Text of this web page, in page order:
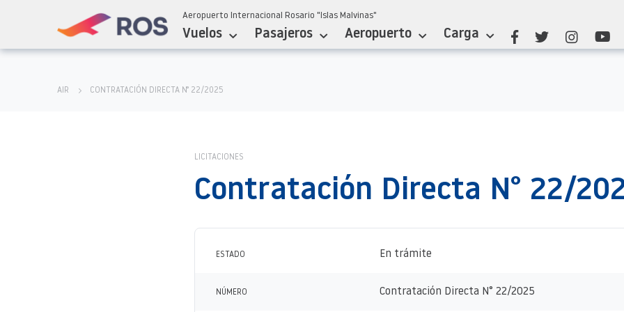
Aeropuerto Internacional Rosario "Islas Malvinas"
Vuelos Pasajeros Aeropuerto Carga
AIR CONTRATACIÓN DIRECTA N° 22/2025
LICITACIONES
Contratación Directa N° 22/
ESTADO En trámite
NÚMERO Contratación Directa N° 22/2025